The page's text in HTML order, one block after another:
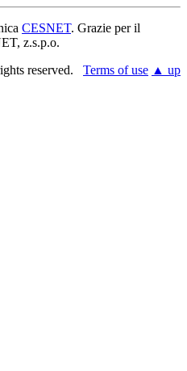
CESNET. Grazie per il
z.s.p.o.
reserved. Terms of use ▲ up